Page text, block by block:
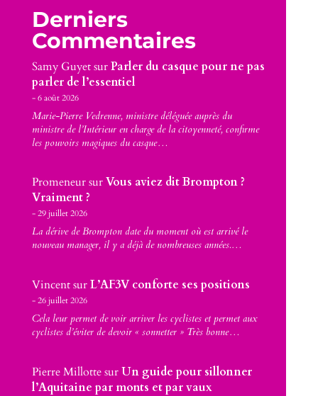
Derniers
Commentaires
Samy GuyetsurParler du casque pour ne pas
parler de l’essentiel
6 août 2026
Marie-Pierre Vedrenne, ministre déléguée auprès du
ministre de l’Intérieur en charge de la citoyenneté, confirme
les pouvoirs magiques du casque…
PromeneursurVous aviez dit Brompton ?
Vraiment ?
29 juillet 2026
La dérive de Brompton date du moment où est arrivé le
nouveau manager, il y a déjà de nombreuses années.…
VincentsurL’AF3V conforte ses positions
26 juillet 2026
Cela leur permet de voir arriver les cyclistes et permet aux
cyclistes d’éviter de devoir « sonnetter » Très bonne…
Pierre MillottesurUn guide pour sillonner
l’Aquitaine par monts et par vaux